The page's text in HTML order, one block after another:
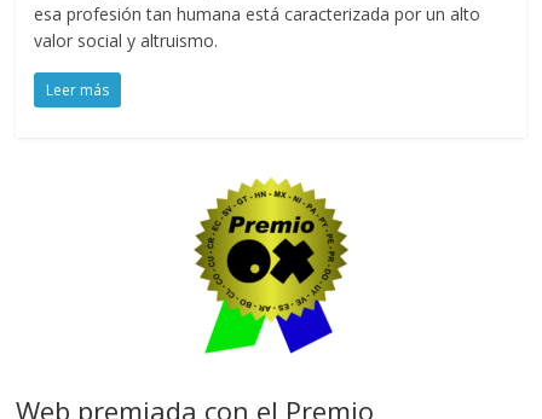
esa profesión tan humana está caracterizada por un alto
valor social y altruismo.
Leer más
Web premiada con el Premio